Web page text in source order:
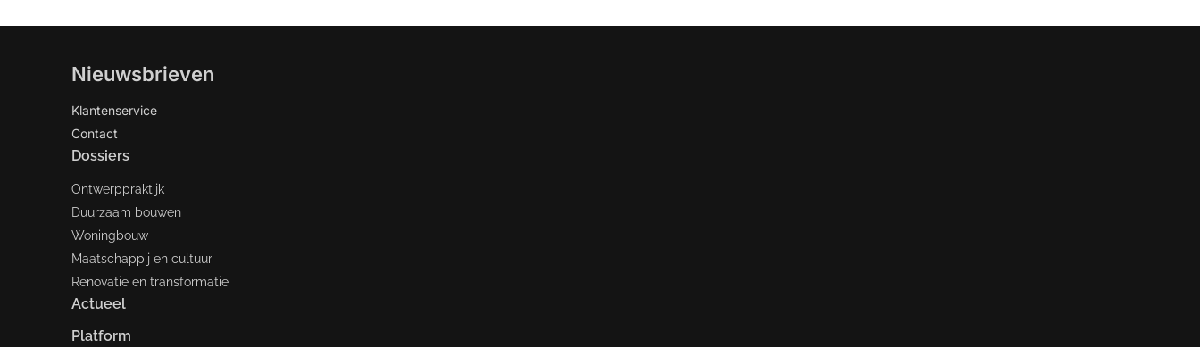
Nieuwsbrieven
Klantenservice
Contact
Dossiers
Ontwerppraktijk
Duurzaam bouwen
Woningbouw
Maatschappij en cultuur
Renovatie en transformatie
Actueel
Platform